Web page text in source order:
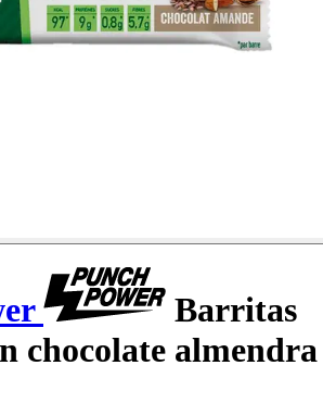
Barritas
chocolate almendra